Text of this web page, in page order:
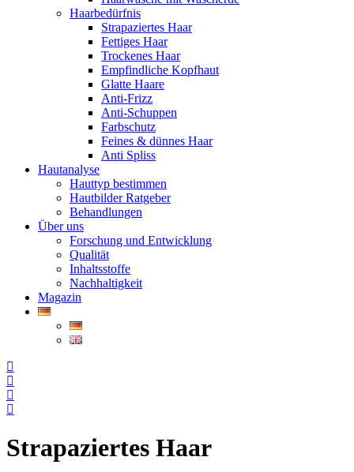
Haarbedürfnis
Strapaziertes Haar
Fettiges Haar
Trockenes Haar
Empfindliche Kopfhaut
Glatte Haare
Anti-Frizz
Anti-Schuppen
Farbschutz
Feines & dünnes Haar
Anti Spliss
Hautanalyse
Hauttyp bestimmen
Hautbilder Ratgeber
Behandlungen
Über uns
Forschung und Entwicklung
Qualität
Inhaltsstoffe
Nachhaltigkeit
Magazin
Strapaziertes Haar